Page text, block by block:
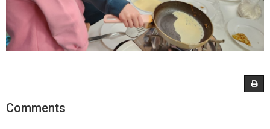
Comments